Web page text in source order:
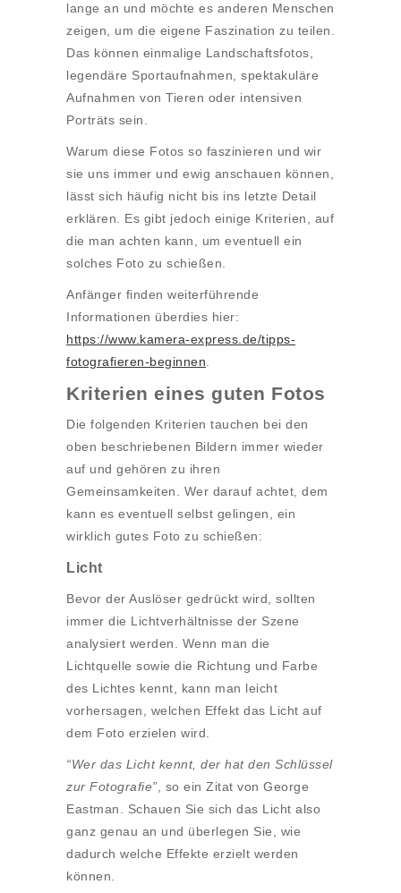
lange an und möchte es anderen Menschen
zeigen, um die eigene Faszination zu teilen.
Das können einmalige Landschaftsfotos,
legendäre Sportaufnahmen, spektakuläre
Aufnahmen von Tieren oder intensiven
Porträts sein.
Warum diese Fotos so faszinieren und wir
sie uns immer und ewig anschauen können,
lässt sich häufig nicht bis ins letzte Detail
erklären. Es gibt jedoch einige Kriterien, auf
die man achten kann, um eventuell ein
solches Foto zu schießen.
Anfänger finden weiterführende
Informationen überdies hier:
https://www.kamera-express.de/tipps-
fotografieren-beginnen
Kriterien eines guten Fotos
Die folgenden Kriterien tauchen bei den
oben beschriebenen Bildern immer wieder
auf und gehören zu ihren
Gemeinsamkeiten. Wer darauf achtet, dem
kann es eventuell selbst gelingen, ein
wirklich gutes Foto zu schießen:
Licht
Bevor der Auslöser gedrückt wird, sollten
immer die Lichtverhältnisse der Szene
analysiert werden. Wenn man die
Lichtquelle sowie die Richtung und Farbe
des Lichtes kennt, kann man leicht
vorhersagen, welchen Effekt das Licht auf
dem Foto erzielen wird.
“Wer das Licht kennt, der hat den Schlüssel
zur Fotografie” , so ein Zitat von George
Eastman. Schauen Sie sich das Licht also
ganz genau an und überlegen Sie, wie
dadurch welche Effekte erzielt werden
können.